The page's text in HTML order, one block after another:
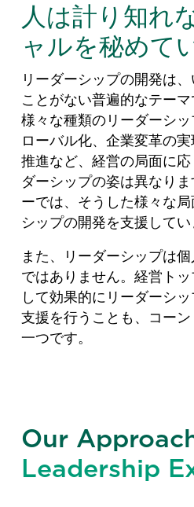
人は計り知れ
ャルを秘めて
リーダーシップの開発は
ことがない普遍的なテー
様々な種類のリーダーシ
ローバル化、企業変革の
推進など、経営の局面に
ダーシップの姿は異なり
ーでは、そうした様々な
シップの開発を支援してい
また、リーダーシップは
ではありません。経営ト
して効果的にリーダーシ
支援を行うことも、コー
一つです。
Our
Leadership